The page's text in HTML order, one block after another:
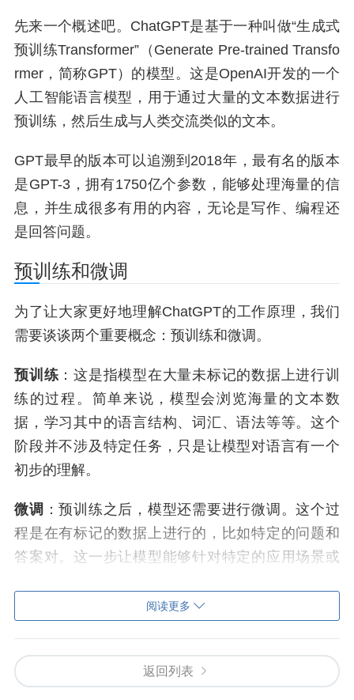
先来一个概述吧。ChatGPT是基于一种叫做“生成式
预训练Transformer”（Generate Pre-trained Transfo
rmer，简称GPT）的模型。这是OpenAI开发的一个
人工智能语言模型，用于通过大量的文本数据进行
预训练，然后生成与人类交流类似的文本。
GPT最早的版本可以追溯到2018年，最有名的版本
是GPT-3，拥有1750亿个参数，能够处理海量的信
息，并生成很多有用的内容，无论是写作、编程还
是回答问题。
预训练和微调
为了让大家更好地理解ChatGPT的工作原理，我们
需要谈谈两个重要概念：预训练和微调。
预训练 ：这是指模型在大量未标记的数据上进行训
练的过程。简单来说，模型会浏览海量的文本数
据，学习其中的语言结构、词汇、语法等等。这个
阶段并不涉及特定任务，只是让模型对语言有一个
初步的理解。
微调 ：预训练之后，模型还需要进行微调。这个过
程是在有标记的数据上进行的，比如特定的问题和
答案对。这一步让模型能够针对特定的应用场景或
ChatGPT是如何生成文本的？
那么，ChatGPT是如何生成那些让人印象深刻的文
本呢？这背后有几个关键步骤。
阅读更多
返回列表